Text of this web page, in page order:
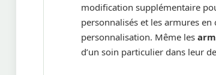
modification supplémentaire
personnalisés et les armures
personnalisation. Même les
d’un soin particulier dans leur